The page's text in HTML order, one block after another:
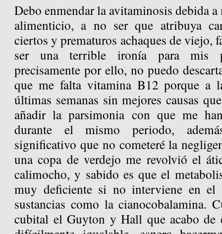
Debo enmendar la avitaminosis debida
alimenticio, a no ser que atribuya
ciertos y prematuros achaques de viejo,
ser una terrible ironía para mis
precisamente por ello, no puedo
que me falta vitamina B12 porque a
últimas semanas sin mejores causas
añadir la parsimonia con que me
durante el mismo periodo,
significativo que no cometeré la
una copa de verdejo me revolvió el
calimocho, y sabido es que el
muy deficiente si no interviene en el
sustancias como la cianocobalamina.
cubital el Guyton y Hall que acabo de